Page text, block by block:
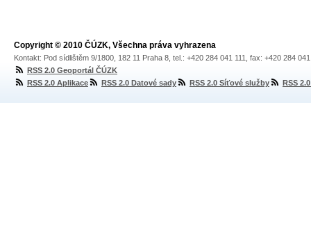
Copyright © 2010 ČÚZK, Všechna práva vyhrazena
Kontakt: Pod sídlištěm 9/1800, 182 11 Praha 8, tel.: +420 284 041 111, fax: +420 284
RSS 2.0 Geoportál ČÚZK
RSS 2.0 Aplikace
RSS 2.0 Datové sady RSS 2.0 Síťové služby RSS